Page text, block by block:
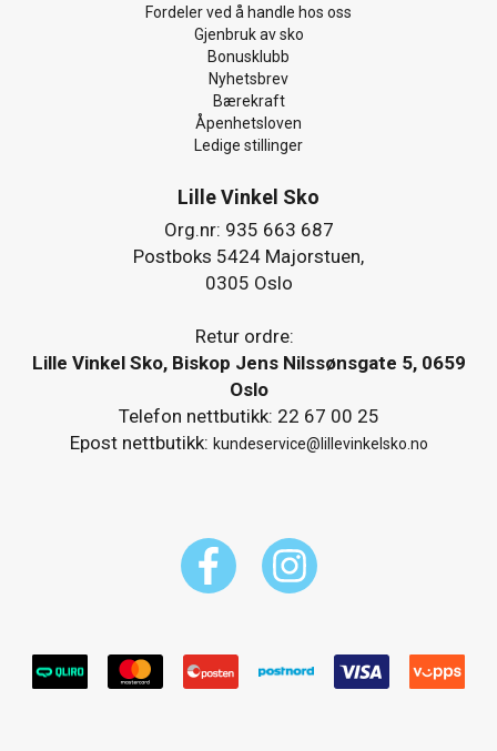
Fordeler ved å handle hos oss
Gjenbruk av sko
Bonusklubb
Nyhetsbrev
Bærekraft
Åpenhetsloven
Ledige stillinger
Lille Vinkel Sko
Org.nr: 935 663 687
Postboks 5424 Majorstuen,
0305 Oslo
Retur ordre:
Lille Vinkel Sko, Biskop Jens Nilssønsgate 5, 0659
Oslo
Telefon nettbutikk: 22 67 00 25
Epost nettbutikk: kundeservice@lillevinkelsko.no